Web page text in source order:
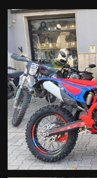
Mono Kayaba C46 RCU: il
punto di riferimento nel
assorbimento delle
al veicolo e costanza di
particolarmente gravoso. È
setting idraulico, agendo
(sia alle alte, che alle basse
Perno ruota anteriore ad
riconoscibile dallo sgancio
fondamentale per
da sostituire uno
Paramani rinforzati: i
materiale bi componente,
moto, risultano essere
offroad più intenso.
Pedane poggiapiedi in